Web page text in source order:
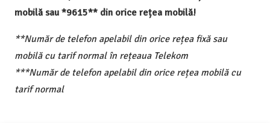
mobilă sau *9615** din orice rețea mobilă!
**Număr de telefon apelabil din orice rețea fixă sau
mobilă cu tarif normal în rețeaua Telekom
***Număr de telefon apelabil din orice rețea mobilă cu
tarif normal